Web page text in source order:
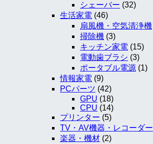
シェーバー (32)
生活家電 (46)
扇風機・空気清浄機
掃除機 (3)
キッチン家電 (15)
電動歯ブラシ (3)
ポータブル電源 (1)
情報家電 (9)
PCパーツ (42)
GPU (18)
CPU (14)
プリンター (5)
TV・AV機器・レコーダー
楽器・機材 (2)